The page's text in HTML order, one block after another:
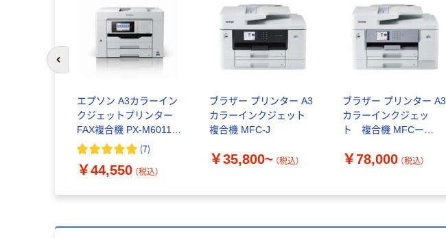
エプソン A3カラーイン
クジェットプリンター
FAX複合機 PX-M6011F
2段給紙トレイ プリン
FAX EPSON
(7)
￥44,550 （税込）
ブラザー プリンター A3
カラーインクジェット
複合機 MFC-J
￥35,800~ （税込）
ブラザー プリンター A3
カラーインクジェッ
ト 複合機 MFCー
￥78,000 （税込）
前のスライドへ